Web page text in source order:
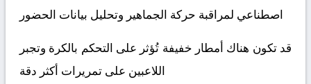
اصطناعي لمراقبة حركة الجماهير وتحليل بيانات الحضور
قد تكون هناك أمطار خفيفة تُؤثر على التحكم بالكرة وتجبر
اللاعبين على تمريرات أكثر دقة